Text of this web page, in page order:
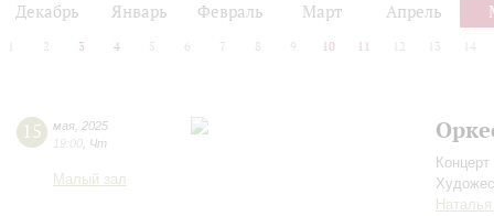
Декабрь Январь Февраль Март Апрель
2 3 4 5 6 7 8 9 10 11 12 13 14
15 мая 2025
19:00 Чт
Малый зал